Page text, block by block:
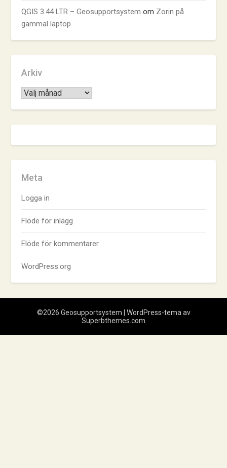
QGIS 3.44 LTR – Geosupportsystem om Zorin på
gammal laptop
Arkiv
Arkiv
Meta
Logga in
Flöde för inlägg
Flöde för kommentarer
WordPress.org
©2026 Geosupportsystem
| WordPress-tema av
Superbthemes.com